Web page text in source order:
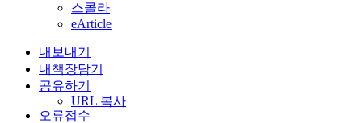
스콜라
eArticle
내보내기
내책장담기
공유하기
URL 복사
오류접수